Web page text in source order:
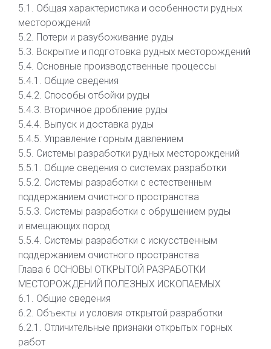
5.1. Общая характеристика и особенности рудных
месторождений
5.2. Потери и разубоживание руды
5.3. Вскрытие и подготовка рудных месторождений
5.4. Основные производственные процессы
5.4.1. Общие сведения
5.4.2. Способы отбойки руды
5.4.3. Вторичное дробление руды
5.4.4. Выпуск и доставка руды
5.4.5. Управление горным давлением
5.5. Системы разработки рудных месторождений
5.5.1. Общие сведения о системах разработки
5.5.2. Системы разработки с естественным
поддержанием очистного пространства
5.5.3. Системы разработки с обрушением руды
и вмещающих пород
5.5.4. Системы разработки с искусственным
поддержанием очистного пространства
Глава 6 ОСНОВЫ ОТКРЫТОЙ РАЗРАБОТКИ
МЕСТОРОЖДЕНИЙ ПОЛЕЗНЫХ ИСКОПАЕМЫХ
6.1. Общие сведения
6.2. Объекты и условия открытой разработки
6.2.1. Отличительные признаки открытых горных
работ